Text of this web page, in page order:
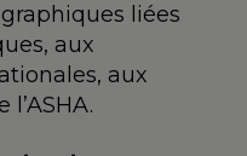
liées
aux
aux